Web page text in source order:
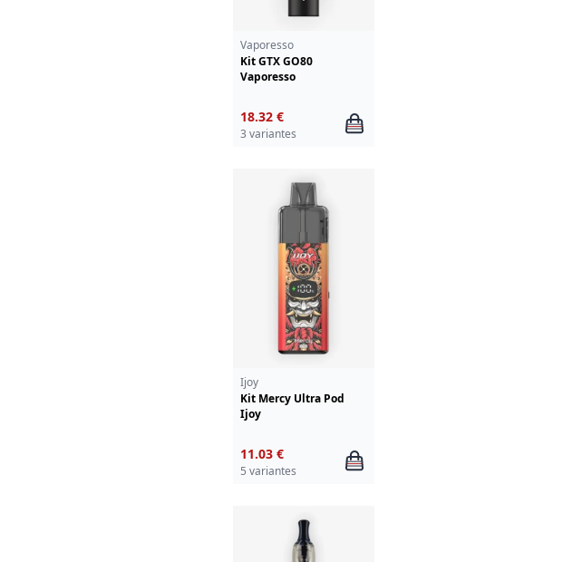
Vaporesso
Kit GTX GO80
Vaporesso
18.32 €
3 variantes
Ijoy
Kit Mercy Ultra Pod
Ijoy
11.03 €
5 variantes